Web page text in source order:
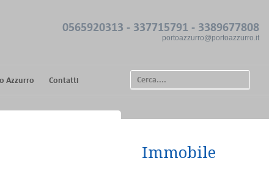
0565920313 - 337715791 - 3389677808
portoazzurro@portoazzurro.it
Azzurro Contatti
Immobile